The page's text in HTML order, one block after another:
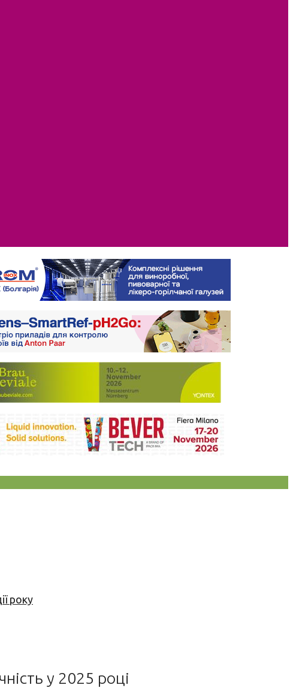
року
у 2025 році